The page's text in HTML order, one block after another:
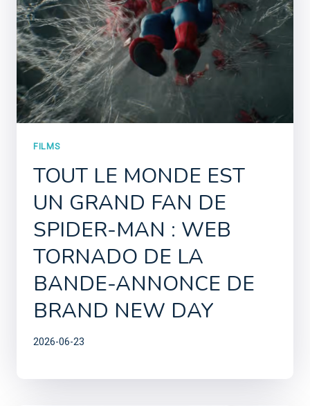
FILMS
TOUT LE MONDE EST
UN GRAND FAN DE
SPIDER-MAN : WEB
TORNADO DE LA
BANDE-ANNONCE DE
BRAND NEW DAY
2026-06-23